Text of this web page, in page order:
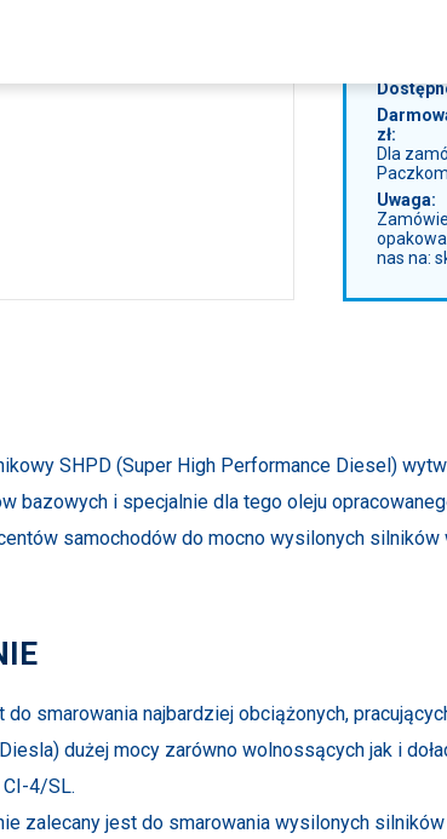
zł:
Dla
Uwaga:
nas na:
SHPD (Super High Performance Diesel)
bazowych i specjalnie dla tego oleju
samochodów do mocno wysilonych silników
smarowania najbardziej obciążonych,
dużej mocy zarówno wolnossących jak i
CI-4/SL.
zalecany jest do smarowania wysilonych